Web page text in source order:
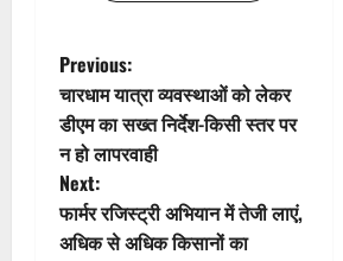
t
i
o
n
P
o
s
t
Previous:
चारधाम यात्रा व्यवस्थाओं को लेकर
डीएम का सख्त निर्देश-किसी स्तर पर
न हो लापरवाही
Next:
फार्मर रजिस्ट्री अभियान में तेजी लाएं,
अधिक से अधिक किसानों का